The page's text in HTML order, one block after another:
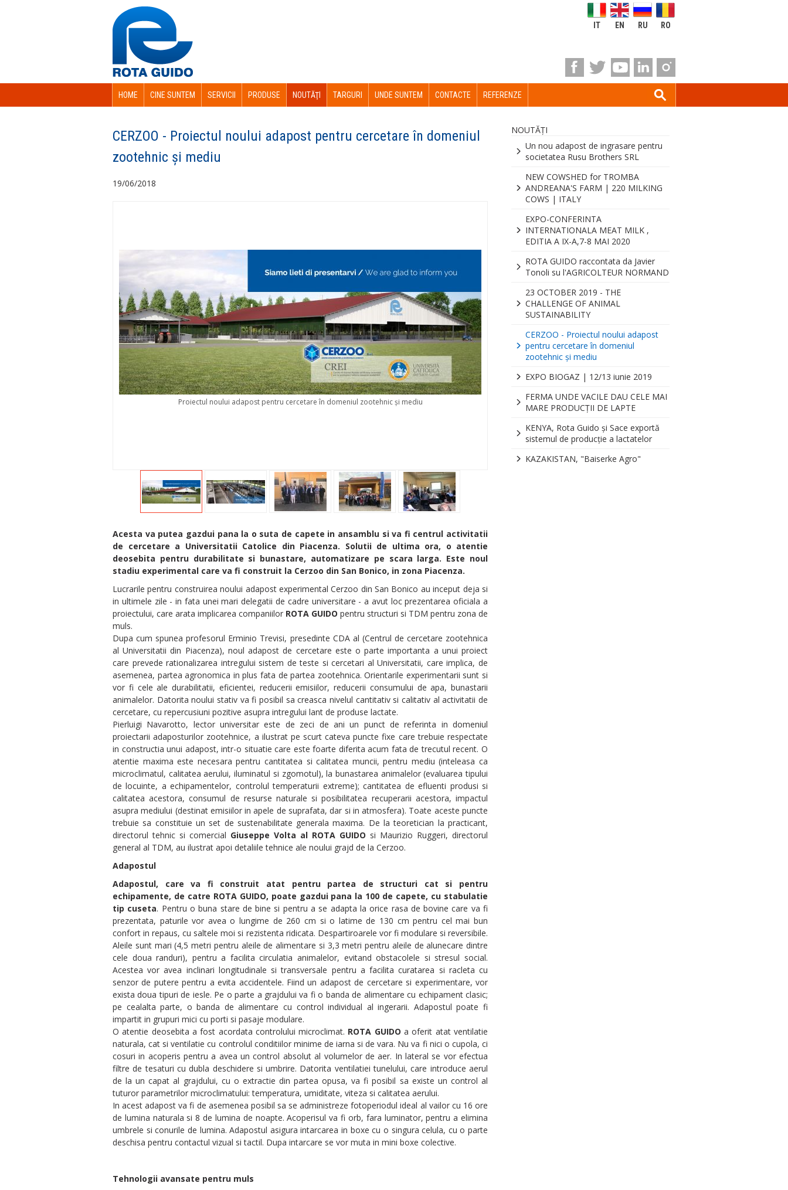
IT EN RU RO
HOME CINE SUNTEM SERVICII PRODUSE NOUTĂŢI TARGURI UNDE SUNTEM CONTACTE REFERENZE
CERZOO - Proiectul noului adapost pentru cercetare în domeniul
zootehnic și mediu
19/06/2018
Proiectul noului adapost pentru cercetare în domeniul zootehnic și mediu Proiectul noului adapost pentru cercetare în domeniul zootehnic și
Acesta va putea gazdui pana la o suta de capete in ansamblu si va fi centrul activitatii
de cercetare a Universitatii Catolice din Piacenza. Solutii de ultima ora, o atentie
deosebita pentru durabilitate si bunastare, automatizare pe scara larga. Este noul
stadiu experimental care va fi construit la Cerzoo din San Bonico, in zona Piacenza.
Lucrarile pentru construirea noului adapost experimental Cerzoo din San Bonico au inceput deja si
in ultimele zile - in fata unei mari delegatii de cadre universitare - a avut loc prezentarea oficiala a
proiectului, care arata implicarea companiilor ROTA GUIDO pentru structuri si TDM pentru zona de
muls.
Dupa cum spunea profesorul Erminio Trevisi, presedinte CDA al (Centrul de cercetare zootehnica
al Universitatii din Piacenza), noul adapost de cercetare este o parte importanta a unui proiect
care prevede rationalizarea intregului sistem de teste si cercetari al Universitatii, care implica, de
asemenea, partea agronomica in plus fata de partea zootehnica. Orientarile experimentarii sunt si
vor fi cele ale durabilitatii, eficientei, reducerii emisiilor, reducerii consumului de apa, bunastarii
animalelor. Datorita noului stativ va fi posibil sa creasca nivelul cantitativ si calitativ al activitatii de
cercetare, cu repercusiuni pozitive asupra intregului lant de produse lactate.
Pierluigi Navarotto, lector universitar este de zeci de ani un punct de referinta in domeniul
proiectarii adaposturilor zootehnice, a ilustrat pe scurt cateva puncte fixe care trebuie respectate
in constructia unui adapost, intr-o situatie care este foarte diferita acum fata de trecutul recent. O
atentie maxima este necesara pentru cantitatea si calitatea muncii, pentru mediu (inteleasa ca
microclimatul, calitatea aerului, iluminatul si zgomotul), la bunastarea animalelor (evaluarea tipului
de locuinte, a echipamentelor, controlul temperaturii extreme); cantitatea de efluenti produsi si
calitatea acestora, consumul de resurse naturale si posibilitatea recuperarii acestora, impactul
asupra mediului (destinat emisiilor in apele de suprafata, dar si in atmosfera). Toate aceste puncte
trebuie sa constituie un set de sustenabilitate generala maxima. De la teoretician la practicant,
directorul tehnic si comercial Giuseppe Volta al ROTA GUIDO si Maurizio Ruggeri, directorul
general al TDM, au ilustrat apoi detaliile tehnice ale noului grajd de la Cerzoo.
Adapostul
Adapostul, care va fi construit atat pentru partea de structuri cat si pentru
echipamente, de catre ROTA GUIDO, poate gazdui pana la 100 de capete, cu stabulatie
tip cuseta. Pentru o buna stare de bine si pentru a se adapta la orice rasa de bovine care va fi
prezentata, paturile vor avea o lungime de 260 cm si o latime de 130 cm pentru cel mai bun
confort in repaus, cu saltele moi si rezistenta ridicata. Despartiroarele vor fi modulare si reversibile.
Aleile sunt mari (4,5 metri pentru aleile de alimentare si 3,3 metri pentru aleile de alunecare dintre
cele doua randuri), pentru a facilita circulatia animalelor, evitand obstacolele si stresul social.
Acestea vor avea inclinari longitudinale si transversale pentru a facilita curatarea si racleta cu
senzor de putere pentru a evita accidentele. Fiind un adapost de cercetare si experimentare, vor
exista doua tipuri de iesle. Pe o parte a grajdului va fi o banda de alimentare cu echipament clasic;
pe cealalta parte, o banda de alimentare cu control individual al ingerarii. Adapostul poate fi
impartit in grupuri mici cu porti si pasaje modulare.
O atentie deosebita a fost acordata controlului microclimat. ROTA GUIDO a oferit atat ventilatie
naturala, cat si ventilatie cu controlul conditiilor minime de iarna si de vara. Nu va fi nici o cupola, ci
cosuri in acoperis pentru a avea un control absolut al volumelor de aer. In lateral se vor efectua
filtre de tesaturi cu dubla deschidere si umbrire. Datorita ventilatiei tunelului, care introduce aerul
de la un capat al grajdului, cu o extractie din partea opusa, va fi posibil sa existe un control al
tuturor parametrilor microclimatului: temperatura, umiditate, viteza si calitatea aerului.
In acest adapost va fi de asemenea posibil sa se administreze fotoperiodul ideal al vailor cu 16 ore
de lumina naturala si 8 de lumina de noapte. Acoperisul va fi orb, fara luminator, pentru a elimina
umbrele si conurile de lumina. Adapostul asigura intarcarea in boxe cu o singura celula, cu o parte
deschisa pentru contactul vizual si tactil. Dupa intarcare se vor muta in mini boxe colective.
Tehnologii avansate pentru muls
NOUTĂŢI
Un nou adapost de ingrasare pentru
societatea Rusu Brothers SRL
NEW COWSHED for TROMBA
ANDREANA'S FARM | 220 MILKING
COWS | ITALY
EXPO-CONFERINTA
INTERNATIONALA MEAT MILK ,
EDITIA A IX-A,7-8 MAI 2020
ROTA GUIDO raccontata da Javier
Tonoli su l'AGRICOLTEUR NORMAND
23 OCTOBER 2019 - THE
CHALLENGE OF ANIMAL
SUSTAINABILITY
CERZOO - Proiectul noului adapost
pentru cercetare în domeniul
zootehnic și mediu
EXPO BIOGAZ | 12/13 iunie 2019
FERMA UNDE VACILE DAU CELE MAI
MARE PRODUCȚII DE LAPTE
KENYA, Rota Guido şi Sace exportă
sistemul de producţie a lactatelor
KAZAKISTAN, "Baiserke Agro"